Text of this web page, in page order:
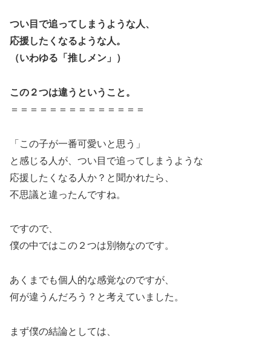
つい目で追ってしまうような人、
応援したくなるような人。
（いわゆる「推しメン」）
この２つは違うということ。
＝＝＝＝＝＝＝＝＝＝＝＝＝＝
「この子が一番可愛いと思う」
と感じる人が、つい目で追ってしまうような
応援したくなる人か？と聞かれたら、
不思議と違ったんですね。
ですので、
僕の中ではこの２つは別物なのです。
あくまでも個人的な感覚なのですが、
何が違うんだろう？と考えていました。
まず僕の結論としては、